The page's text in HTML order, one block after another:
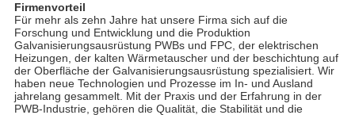
Firmenvorteil
Für mehr als zehn Jahre hat unsere Firma sich auf die
Forschung und Entwicklung und die Produktion
Galvanisierungsausrüstung PWBs und FPC, der elektrischen
Heizungen, der kalten Wärmetauscher und der beschichtung auf
der Oberfläche der Galvanisierungsausrüstung spezialisiert. Wir
haben neue Technologien und Prozesse im In- und Ausland
jahrelang gesammelt. Mit der Praxis und der Erfahrung in der
PWB-Industrie, gehören die Qualität, die Stabilität und die